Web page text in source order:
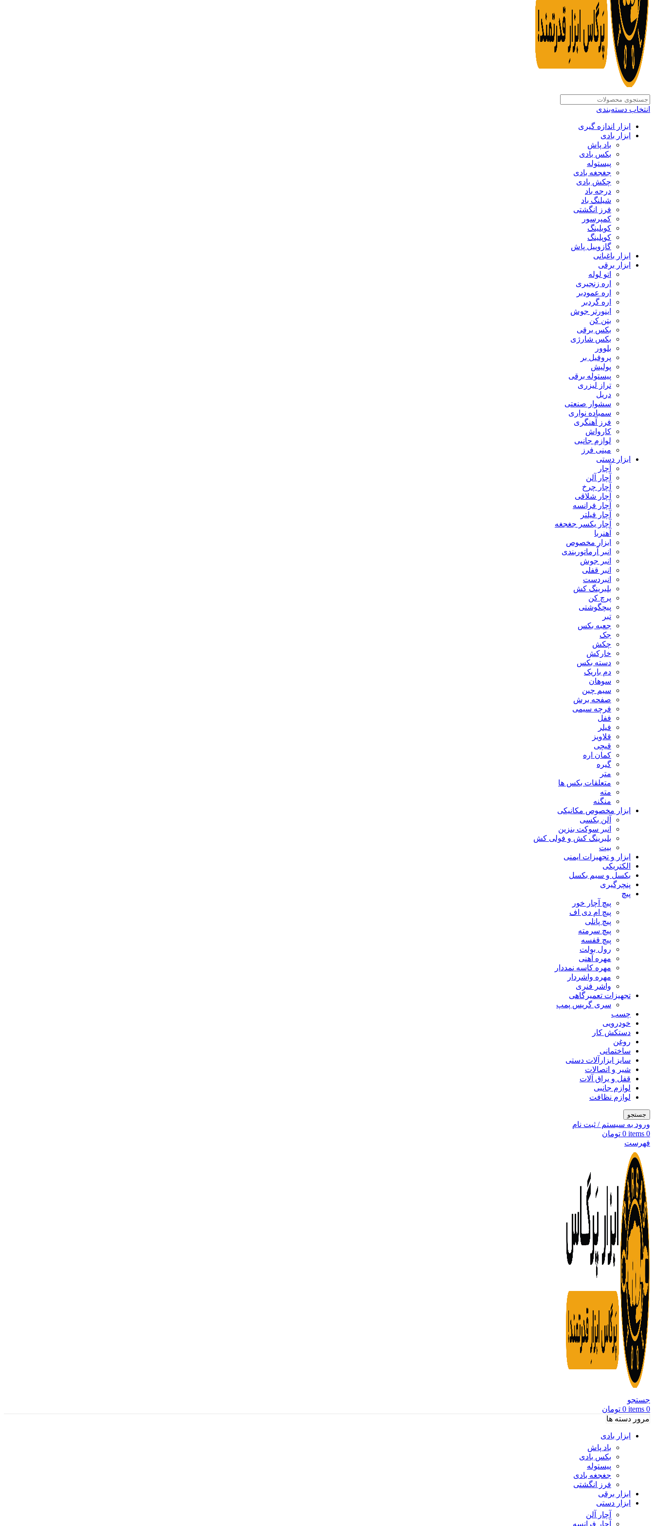
انتخاب دسته‌بندی
ابزار اندازه گیری
ابزار بادی
باد پاش
بکس بادی
پیستوله
جغجغه بادی
چکش بادی
درجه باد
شیلنگ باد
فرز انگشتی
کمپرسور
کوبلینگ
کوپلینگ
گازوییل پاش
ابزار باغبانی
ابزار برقی
اتو لوله
اره زنجیری
اره عمودبر
اره گردبر
اینورتر جوش
بتن کن
بکس برقی
بکس شارژی
بلوور
پروفیل بر
پولیش
پیستوله برقی
تراز لیزری
دریل
سشوار صنعتی
سمباده نواری
فرز آهنگری
کارواش
لوازم جانبی
مینی فرز
ابزار دستی
آچار
آچار آلن
آچار چرخ
آچار شلاقی
آچار فرانسه
آچار فیلتر
آچار یکسر جغجغه
آهنربا
ابزار مخصوص
انبر آرماتوربندی
انبر جوش
انبر قفلی
انبردست
بلبرینگ کش
پرچ کن
پیچگوشتی
تبر
جعبه بکس
جک
چکش
خارکش
دسته بکس
دم باریک
سوهان
سیم چین
صفحه برش
فرچه سیمی
ففل
فیلر
قلاویز
قیچی
کمان اره
گیره
متر
متعلقات بکس ها
مته
منگنه
ابزار مخصوص مکانیکی
آلن بکسی
انبر سوکت بنزین
بلبرینگ کش و فولی کش
بیت
ابزار و تجهیزات ایمنی
الکتریکی
بکسل و سیم بکسل
پنچرگیری
پیچ
پیچ آچار خور
پیچ ام دی اف
پیچ پانلی
پیچ سرمته
پیچ قفسه
رول بولت
مهره آهنی
مهره کاسه نمددار
مهره واشردار
واشر فنری
تجهیزات تعمیرگاهی
سری گریس پمپ
چسب
خودرویی
دستکش کار
روغن
ساختمانی
سایز ابزارآلات دستی
شیر و اتصالات
قفل و یراق آلات
لوازم جانبی
لوازم نظافت
جستجو
ورود به سیستم / ثبت نام
0
items
0 تومان
فهرست
جستجو
0
items
0 تومان
مرور دسته ها
ابزار بادی
باد پاش
بکس بادی
پیستوله
جغجغه بادی
فرز انگشتی
ابزار برقی
ابزار دستی
آچار آلن
آچار فرانسه